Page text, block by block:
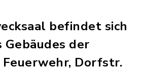
befindet sich
Gebäudes der
Dorfstr.